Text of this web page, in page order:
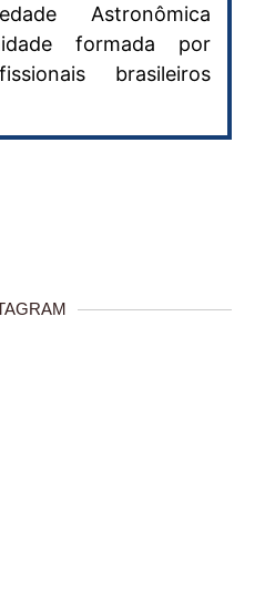
Astronômica
formada por
brasileiros